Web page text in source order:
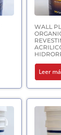
WALL
Leer